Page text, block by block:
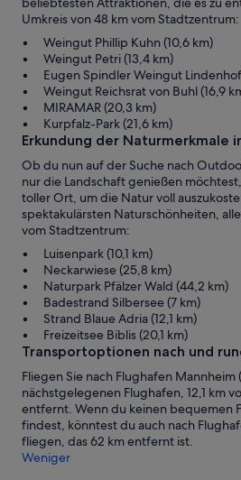
Umkreis von 48 km vom Stadtzentrum:
Weingut Phillip Kuhn (10,6 km)
Weingut Petri (13,4 km)
Eugen Spindler Weingut Lindenhof
Weingut Reichsrat von Buhl (16,9
MIRAMAR (20,3 km)
Kurpfalz-Park (21,6 km)
Erkundung der Naturmerkmale
Ob du nun auf der Suche nach
nur die Landschaft genießen
toller Ort, um die Natur voll
spektakulärsten Naturschönheiten,
vom Stadtzentrum:
Luisenpark (10,1 km)
Neckarwiese (25,8 km)
Naturpark Pfälzer Wald (44,2 km)
Badestrand Silbersee (7 km)
Strand Blaue Adria (12,1 km)
Freizeitsee Biblis (20,1 km)
Transportoptionen nach und
Fliegen Sie nach Flughafen Mannheim
nächstgelegenen Flughafen, 12,1 km
entfernt. Wenn du keinen bequemen
findest, könntest du auch nach
fliegen, das 62 km entfernt ist.
Weniger